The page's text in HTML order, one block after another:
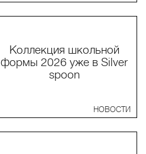
Коллекция школьной
формы 2026 уже в Silver
spoon
НОВОСТИ